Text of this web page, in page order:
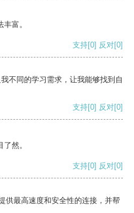
富。
支持[0] 反对[0]
不同的学习需求，让我能够找到自
支持[0] 反对[0]
然。
支持[0] 反对[0]
供最高速度和安全性的连接，并帮